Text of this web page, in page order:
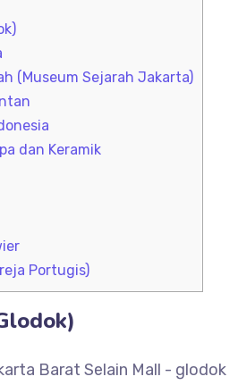
(Museum Sejarah Jakarta)
dan Keramik
Portugis)